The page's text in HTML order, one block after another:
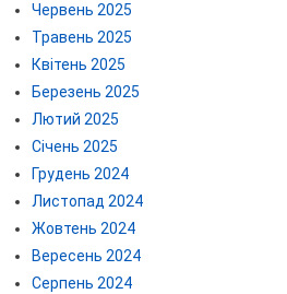
Червень 2025
Травень 2025
Квітень 2025
Березень 2025
Лютий 2025
Січень 2025
Грудень 2024
Листопад 2024
Жовтень 2024
Вересень 2024
Серпень 2024